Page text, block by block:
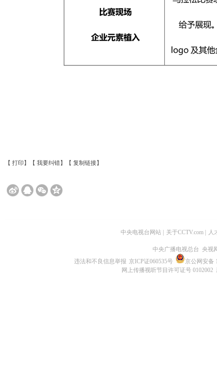
【 打印】【 我要纠错】【 复制链接】
中央电视台网站 | 关于CCTV.com | 人
中央广播电视总台 央视
违法和不良信息举报 京ICP证060535号
京公网安备
网上传播视听节目许可证号 0102002